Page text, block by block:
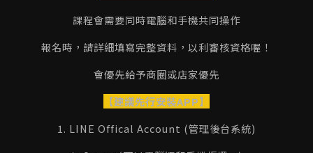
課程會需要同時電腦和手機共同操作
報名時，請詳細填寫完整資料，以利審核資格喔！
會優先給予商圈或店家優先
【建議先行安裝APP】
1. LINE Offical Account (管理後台系統)